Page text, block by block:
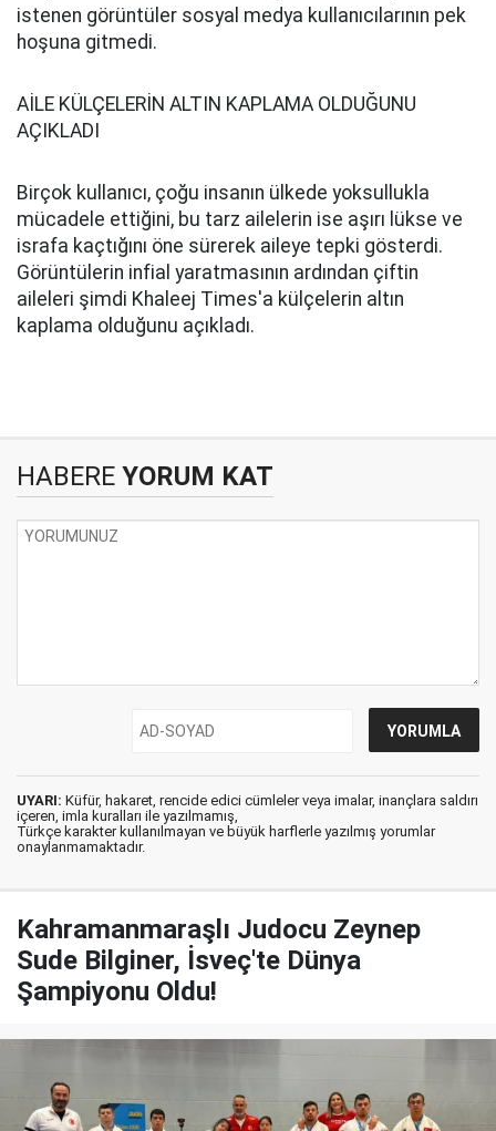
istenen görüntüler sosyal medya kullanıcılarının pek
hoşuna gitmedi.
AİLE KÜLÇELERİN ALTIN KAPLAMA OLDUĞUNU
AÇIKLADI
Birçok kullanıcı, çoğu insanın ülkede yoksullukla
mücadele ettiğini, bu tarz ailelerin ise aşırı lükse ve
israfa kaçtığını öne sürerek aileye tepki gösterdi.
Görüntülerin infial yaratmasının ardından çiftin
aileleri şimdi Khaleej Times'a külçelerin altın
kaplama olduğunu açıkladı.
HABERE YORUM KAT
UYARI: Küfür, hakaret, rencide edici cümleler veya imalar, inançlara saldırı
içeren, imla kuralları ile yazılmamış,
Türkçe karakter kullanılmayan ve büyük harflerle yazılmış yorumlar
onaylanmamaktadır.
Kahramanmaraşlı Judocu Zeynep
Sude Bilginer, İsveç'te Dünya
Şampiyonu Oldu!